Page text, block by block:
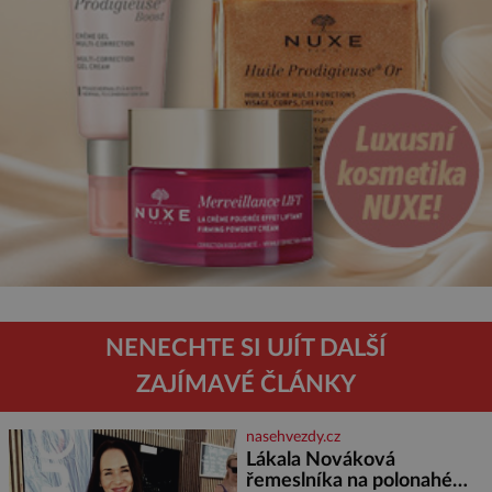
NENECHTE SI UJÍT DALŠÍ
ZAJÍMAVÉ ČLÁNKY
nasehvezdy.cz
Lákala Nováková
řemeslníka na polonahé